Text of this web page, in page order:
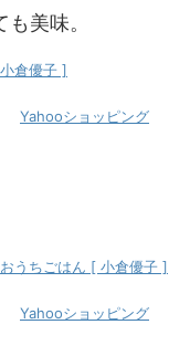
美味。
倉優子 ]
Yahooショッピング
うちごはん [ 小倉優子 ]
Yahooショッピング